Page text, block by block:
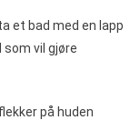
et bad med en lapp
som vil gjøre
på huden